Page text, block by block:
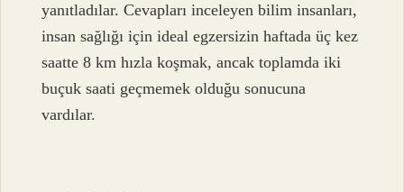
yanıtladılar. Cevapları inceleyen bilim insanları,
insan sağlığı için ideal egzersizin haftada üç kez
saatte 8 km hızla koşmak, ancak toplamda iki
buçuk saati geçmemek olduğu sonucuna
vardılar.